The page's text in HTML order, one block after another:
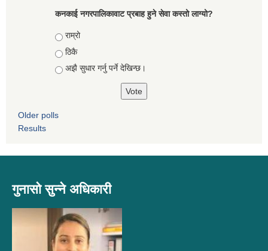
कनकाई नगरपालिकावाट प्रबाह हुने सेवा कस्तो लाग्यो?
Choices
राम्रो
ठिकै
अझै सुधार गर्नु पर्ने देखिन्छ।
Older polls
Results
गुनासो सुन्ने अधिकारी